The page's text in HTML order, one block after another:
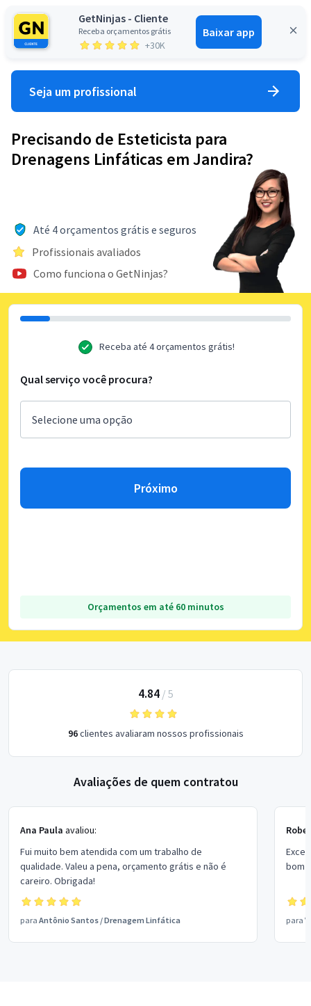
GetNinjas - Cliente
Receba orçamentos grátis
+30K
Baixar app
Entrar
Seja um profissional
Precisando de Esteticista para
Drenagens Linfáticas em Jandira?
Até 4 orçamentos grátis e seguros
Profissionais avaliados
Como funciona o GetNinjas?
Receba até 4 orçamentos grátis!
Qual serviço você procura?
Próximo
Orçamentos em até 60 minutos
4.84/ 5
96clientes avaliaram nossos profissionais
Avaliações de quem contratou
Ana Paula avaliou:
Fui muito bem atendida com um trabalho de
qualidade. Valeu a pena, orçamento grátis e não é
careiro. Obrigada!
para Antônio Santos /Drenagem Linfática
bom
para